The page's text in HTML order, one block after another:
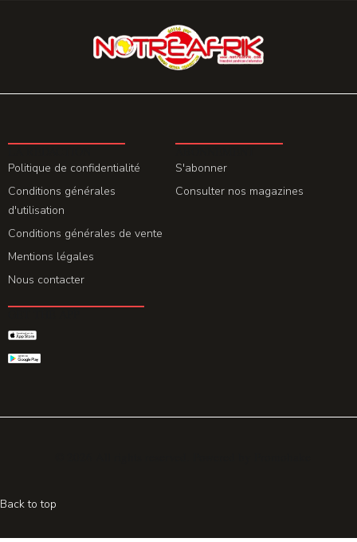
Politique de confidentialité
Conditions générales
d'utilisation
Conditions générales de vente
Mentions légales
Nous contacter
S'abonner
Consulter nos magazines
Back to top